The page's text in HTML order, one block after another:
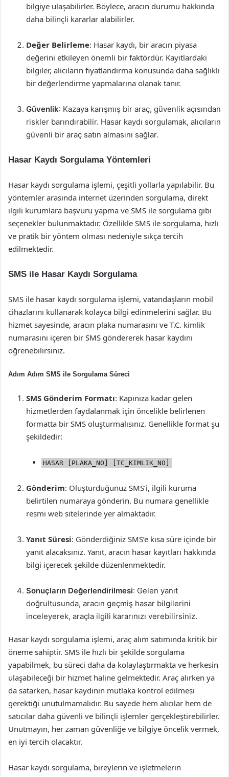
bilgiye ulaşabilirler. Böylece, aracın durumu hakkında
daha bilinçli kararlar alabilirler.
Değer Belirleme: Hasar kaydı, bir aracın piyasa
değerini etkileyen önemli bir faktördür. Kayıtlardaki
bilgiler, alıcıların fiyatlandırma konusunda daha sağlıklı
bir değerlendirme yapmalarına olanak tanır.
Güvenlik: Kazaya karışmış bir araç, güvenlik açısından
riskler barındırabilir. Hasar kaydı sorgulamak, alıcıların
güvenli bir araç satın almasını sağlar.
Hasar Kaydı Sorgulama Yöntemleri
Hasar kaydı sorgulama işlemi, çeşitli yollarla yapılabilir. Bu
yöntemler arasında internet üzerinden sorgulama, direkt
ilgili kurumlara başvuru yapma ve SMS ile sorgulama gibi
seçenekler bulunmaktadır. Özellikle SMS ile sorgulama, hızlı
ve pratik bir yöntem olması nedeniyle sıkça tercih
edilmektedir.
SMS ile Hasar Kaydı Sorgulama
SMS ile hasar kaydı sorgulama işlemi, vatandaşların mobil
cihazlarını kullanarak kolayca bilgi edinmelerini sağlar. Bu
hizmet sayesinde, aracın plaka numarasını ve T.C. kimlik
numarasını içeren bir SMS göndererek hasar kaydını
öğrenebilirsiniz.
Adım Adım SMS ile Sorgulama Süreci
SMS Gönderim Formatı: Kapınıza kadar gelen
hizmetlerden faydalanmak için öncelikle belirlenen
formatta bir SMS oluşturmalısınız. Genellikle format şu
şekildedir:
HASAR [PLAKA_NO] [TC_KIMLIK_NO]
Gönderim: Oluşturduğunuz SMS’i, ilgili kuruma
belirtilen numaraya gönderin. Bu numara genellikle
resmi web sitelerinde yer almaktadır.
Yanıt Süresi: Gönderdiğiniz SMS’e kısa süre içinde bir
yanıt alacaksınız. Yanıt, aracın hasar kayıtları hakkında
bilgi içerecek şekilde düzenlenmektedir.
Sonuçların Değerlendirilmesi: Gelen yanıt
doğrultusunda, aracın geçmiş hasar bilgilerini
inceleyerek, araçla ilgili kararınızı verebilirsiniz.
Hasar kaydı sorgulama işlemi, araç alım satımında kritik bir
öneme sahiptir. SMS ile hızlı bir şekilde sorgulama
yapabilmek, bu süreci daha da kolaylaştırmakta ve herkesin
ulaşabileceği bir hizmet haline gelmektedir. Araç alırken ya
da satarken, hasar kaydının mutlaka kontrol edilmesi
gerektiği unutulmamalıdır. Bu sayede hem alıcılar hem de
satıcılar daha güvenli ve bilinçli işlemler gerçekleştirebilirler.
Unutmayın, her zaman güvenliğe ve bilgiye öncelik vermek,
en iyi tercih olacaktır.
Hasar kaydı sorgulama, bireylerin ve işletmelerin